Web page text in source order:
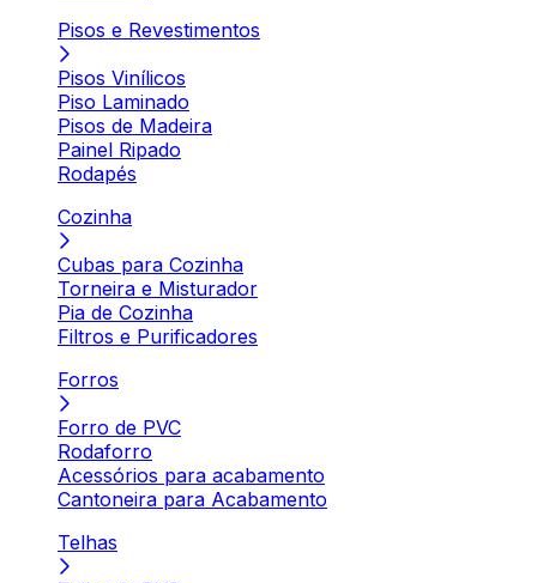
Pisos e Revestimentos
Pisos Vinílicos
Piso Laminado
Pisos de Madeira
Painel Ripado
Rodapés
Cozinha
Cubas para Cozinha
Torneira e Misturador
Pia de Cozinha
Filtros e Purificadores
Forros
Forro de PVC
Rodaforro
Acessórios para acabamento
Cantoneira para Acabamento
Telhas